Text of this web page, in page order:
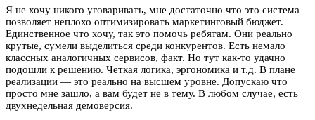
Я не хочу никого уговаривать, мне достаточно что это система
позволяет неплохо оптимизировать маркетинговый бюджет.
Единственное что хочу, так это помочь ребятам. Они реально
крутые, сумели выделиться среди конкурентов. Есть немало
классных аналогичных сервисов, факт. Но тут как-то удачно
подошли к решению. Четкая логика, эргономика и т.д. В плане
реализации — это реально на высшем уровне. Допускаю что
просто мне зашло, а вам будет не в тему. В любом случае, есть
двухнедельная демоверсия.